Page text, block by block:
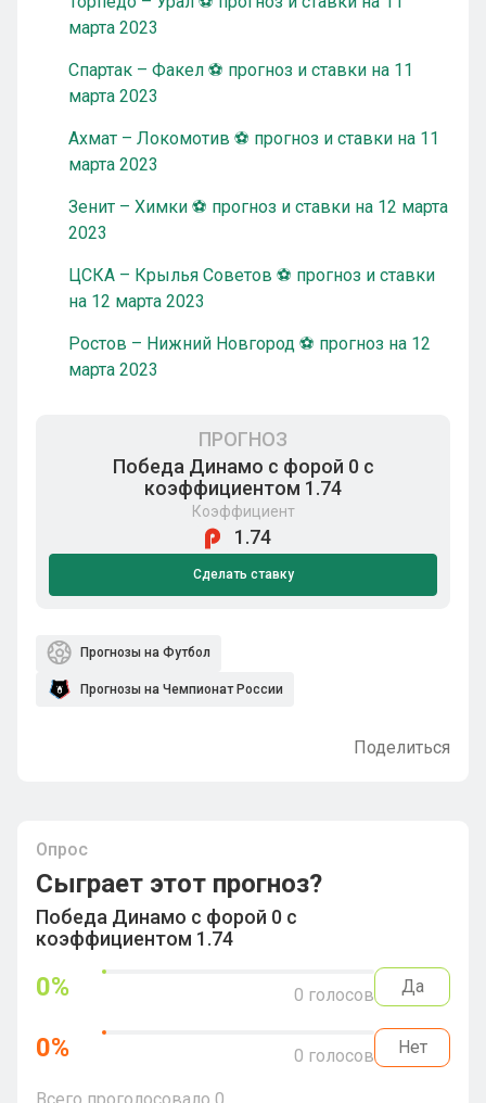
марта 2023
Спартак – Факел ⚽ прогноз и ставки на 11
марта 2023
Ахмат – Локомотив ⚽ прогноз и ставки на 11
марта 2023
Зенит – Химки ⚽ прогноз и ставки на 12 марта
2023
ЦСКА – Крылья Советов ⚽ прогноз и ставки
на 12 марта 2023
Ростов – Нижний Новгород ⚽ прогноз на 12
марта 2023
ПРОГНОЗ
Победа Динамо с форой 0 с
коэффициентом 1.74
Коэффициент
1.74
Сделать ставку
Прогнозы на Футбол
Прогнозы на Чемпионат России
Поделиться
Опрос
Сыграет этот прогноз?
Победа Динамо с форой 0 с
коэффициентом 1.74
0% 0 голосов Да
0% 0 голосов Нет